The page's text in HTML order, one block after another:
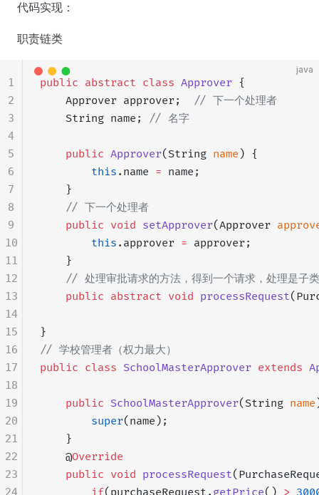
代码实现：
职责链类
java
public abstract class Approver {
    Approver approver;
// 下一个处理者
    String name;
// 名字
    public
Approver(String name) {
        this
.name = name;
    }
    // 下一个处理者
    public
void setApprover(Approver
        this
.approver = approver;
    }
// 处理审批请求的方法，得到一个请求，处理是子
    public
abstract void processRequest
}
// 学校管理者（权力最大）
public class SchoolMasterApprover extends
    public
SchoolMasterApprover(String name
        super
(name);
    }
    @
Override
    public
void processRequest
1
2
3
4
5
6
7
8
9
10
11
12
13
14
15
16
17
18
19
20
21
22
23
24